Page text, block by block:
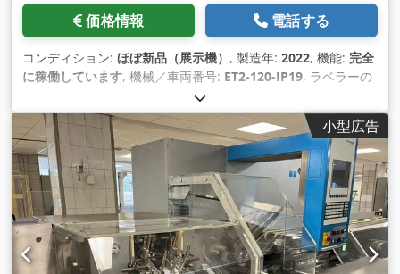
問い合わせください。 - 通常、在庫からすぐに入手できる新し
いマシンは 30 ～ 50 種類あります。さらに、お客様の仕様に合
わせて製造される機械の納期は約 3 週間と非常に短くなってい
ます。 - すべてのマシンには完全な保証が付いています。
価格情報 電話する
コンディション: ほぼ新品（展示機） , 製造年: 2022, 機能: 完全
に稼働しています, 機械／車両番号: ET2-120-IP19, ラベラーの
目的は、平たい袋に片側からラベルを貼ることである。 - ライ
ナー材質：半透明紙（破れにくい） - 繰り返し長さ：ラベルの
長さ＋最小3mm - 機械材質：SS304および陽極酸化アルミ合金
- ステッピングモーターとサーボモーターによるラベルの正確
な位置決め - シーメンスPLC制御 - ラベルロール内側：76mm -
ラベルロール外側：最大350mm - 精度：±1mm（製品とラベ
ルの誤差を除く） - ラベル寸法 (LxW): 15-300mm x 10-
130mm - 電源： 2.0kW / 230V / 50Hz Csdpfx Aeq U
Sfwedzjrf - 寸法（LxWxH）：2,000mm x 800mm x 1,500mm
- 重量：約180kg
小型広告